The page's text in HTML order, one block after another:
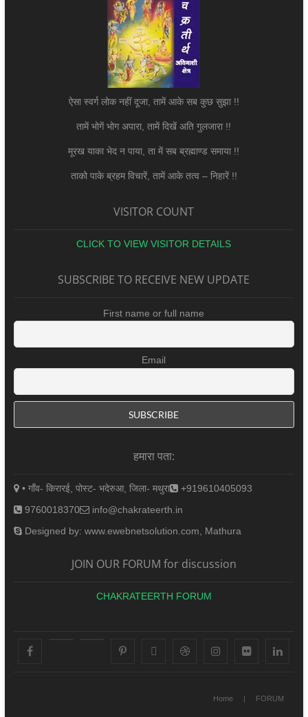
ऐसा स्वर्ग लोक नहीं दूजा, तामें आके सब कुछ सुझा !!
तामें भोगें भोग अपारा, तामें दिखें अति गुलजारा !!
मूरख याका भेद न पाया, ता में सब ब्रह्माण्ड समाया !!
ताको पाके ब्रहम विचारें, तामें आके तत्व – निहारें !!
VISITOR COUNT
CLICK TO VIEW VISITOR DETAILS
SUBSCRIBE TO RECEIVE NEW UPDATE
First name or full name
Email
हमारा पता:
• गाँव- किरारई, पोस्ट- भदेरुआ, जिला- मथुरा
+919610405093
9760018370
info@chakrateerth.in
Designed by: www.ewebnetsolution.com, Mathura
JOIN OUR FORUM for discussion
CHAKRATEERTH FORUM
facebook googlepluspinterest dribbbleinstagramflickr
Home FORUM